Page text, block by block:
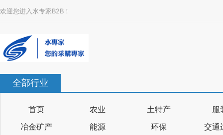
欢迎您进入水专家B2B！
全部行业
首页 农业 土特产
服
冶金矿产
能源 环保
交通